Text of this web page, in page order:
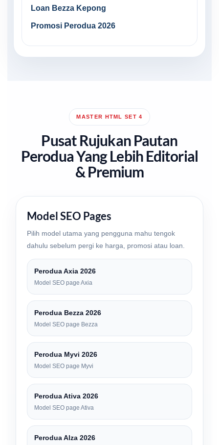
Loan Bezza Kepong
Promosi Perodua 2026
MASTER HTML SET 4
Pusat Rujukan Pautan
Perodua Yang Lebih Editorial
& Premium
Model SEO Pages
Pilih model utama yang pengguna mahu tengok
dahulu sebelum pergi ke harga, promosi atau loan.
Perodua Axia 2026
Model SEO page Axia
Perodua Bezza 2026
Model SEO page Bezza
Perodua Myvi 2026
Model SEO page Myvi
Perodua Ativa 2026
Model SEO page Ativa
Perodua Alza 2026